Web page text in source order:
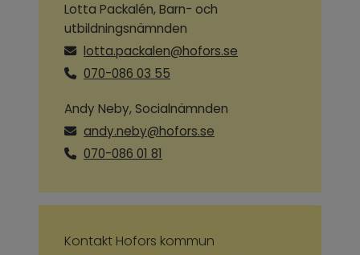
Lotta Packalén, Barn- och
utbildningsnämnden
lotta.packalen@hofors.se
070-086 03 55
Andy Neby, Socialnämnden
andy.neby@hofors.se
070-086 01 81
Kontakt Hofors kommun